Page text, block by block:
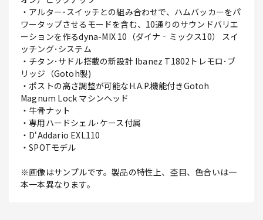
・アルター･スイッチとの組み合わせで、ハムバッカーをパ
ワータップさせるモードを含む、10通りのサウンドバリエ
ーションを作るdyna-MIX 10（ダイナ‐ミックス10） スイ
ッチング･システム
・チタン･サドル搭載の新設計 Ibanez T1802トレモロ･ブ
リッジ（Gotoh製)
・ポストの高さ調整が可能なH.A.P.機能付きGotoh
Magnum Lock マシンヘッド
・牛骨ナット
・専用ハードシェル･ケース付属
・D‘Addario EXL110
・SPOTモデル
※画像はサンプルです。製品の特性上、杢目、色合いは一
本一本異なります。